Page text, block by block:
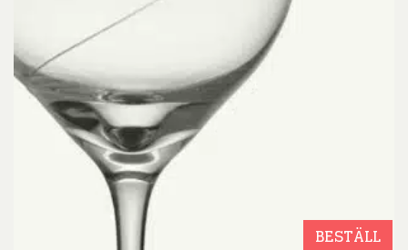
BESTÄLL